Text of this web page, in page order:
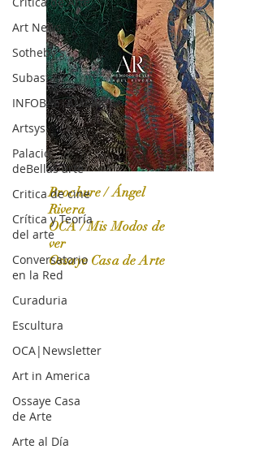
Art News
Sotheby's
Subasta
INFOBAE|AMERICA
Artsys
Palacio
deBellas arte
Critica de cine
Crítica y Teoría
del arte
Conversatorio
en la Red
Curaduria
Escultura
OCA|Newsletter
Art in America
Ossaye Casa
de Arte
Arte al Día
OCA|News 31 / Marzo-Abril / 2024
Brochure / Ángel
Rivera
OCA / Mis Modos de
ver
Ossaye Casa de Arte